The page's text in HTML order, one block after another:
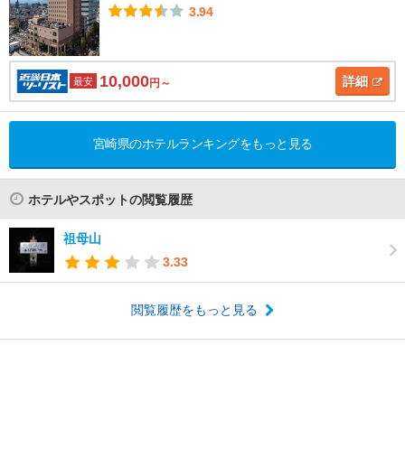
3.94
最安 10,000円～ 詳細
宮崎県のホテルランキングをもっと見る
ホテルやスポットの閲覧履歴
祖母山
3.33
閲覧履歴をもっと見る